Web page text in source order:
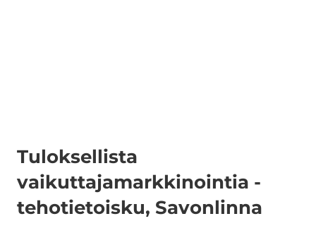
Tuloksellista
vaikuttajamarkkinointia -
tehotietoisku, Savonlinna